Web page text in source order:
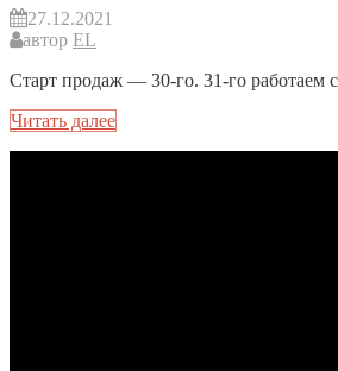
27.12.2021
автор EL
Старт продаж — 30-го. 31-го работаем
Читать далее